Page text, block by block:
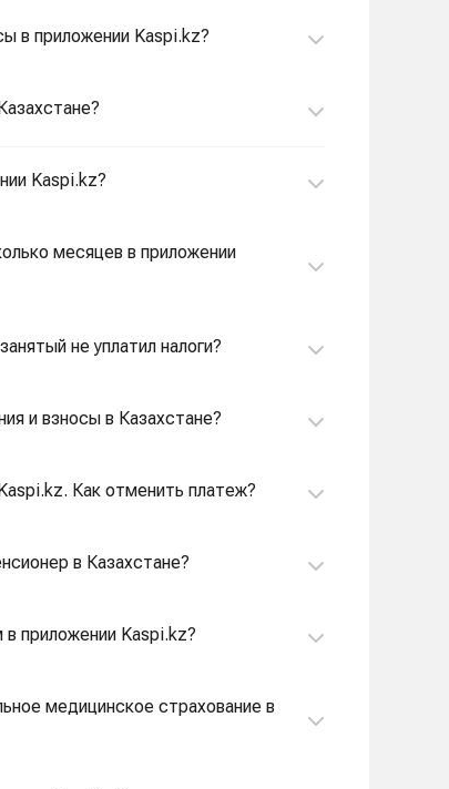
в приложении Kaspi.kz?
Kaspi.kz?
месяцев в приложении
не уплатил налоги?
и взносы в Казахстане?
Как отменить платеж?
в Казахстане?
приложении Kaspi.kz?
медицинское страхование в